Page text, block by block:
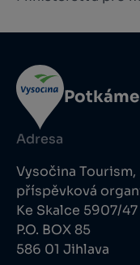
Adresa
Vysočina Tourism,
příspěvková
Ke Skalce 5907/47
P.O. BOX 85
586 01 Jihlava